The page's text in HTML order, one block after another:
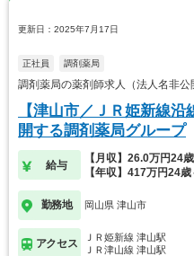
更新日：2025年7月17日
正社員 調剤薬局
調剤薬局の薬剤師求人（法人名非
【津山市／ＪＲ姫新線
開する調剤薬局グループ
給与
【月収】26.0万円24
【年収】417万円24歳
勤務地 岡山県 津山市
アクセス
ＪＲ姫新線 津山駅
ＪＲ津山線 津山駅